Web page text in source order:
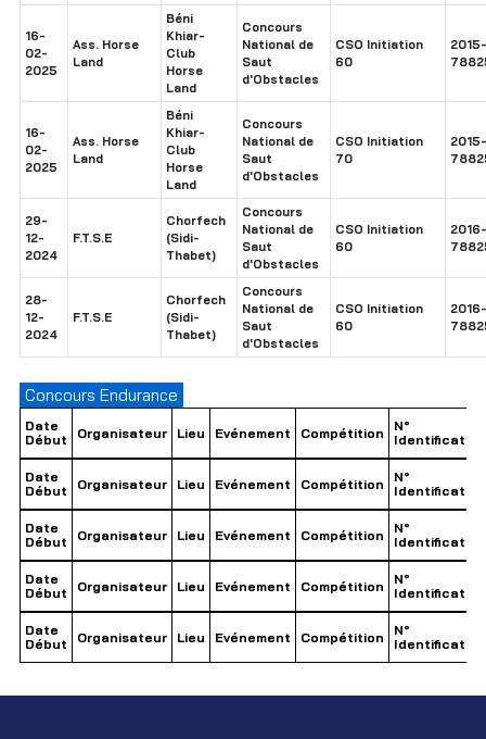
16-
02-
2025
Ass. Horse
Land
Béni
Khiar-
Club
Horse
Land
Concours
National de
Saut
d'Obstacles
CSO Initiation
60
2015-
16-
02-
2025
Ass. Horse
Land
Béni
Khiar-
Club
Horse
Land
Concours
National de
Saut
d'Obstacles
CSO Initiation
70
2015-
29-
12-
2024
F.T.S.E
Chorfech
(Sidi-
Thabet)
Concours
National de
Saut
d'Obstacles
CSO Initiation
60
2016-
28-
12-
2024
F.T.S.E
Chorfech
(Sidi-
Thabet)
Concours
National de
Saut
d'Obstacles
CSO Initiation
60
2016-
Concours Endurance
Date
Début
Organisateur Lieu Evénement Compétition
N°
Identification
Date
Début
Organisateur Lieu Evénement Compétition
N°
Identification
Date
Début
Organisateur Lieu Evénement Compétition
N°
Identification
Date
Début
Organisateur Lieu Evénement Compétition
N°
Identification
Date
Début
Organisateur Lieu Evénement Compétition
N°
Identification